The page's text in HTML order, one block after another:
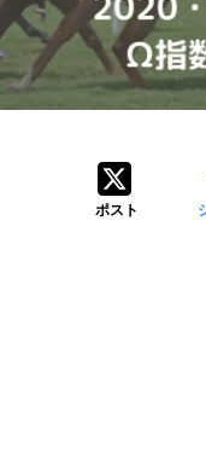
ポスト